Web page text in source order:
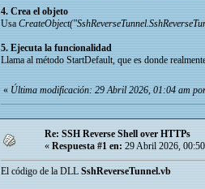
4. Crea el objeto
Usa
5. Ejecuta la funcionalidad
Llama al método StartDefault, que es donde
«Última modificación: 29 Abril 2026, 01:04 am
Re: SSH Reverse Shell over HTTPs
« Respuesta #1 en: 29 Abril 2026,
El código de la DLL SshReverseTunnel.vb